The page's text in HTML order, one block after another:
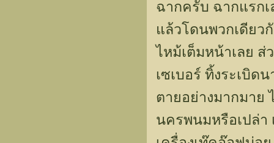
ฉากครับ ฉากแรก
แล้วโดนพวกเดียว
ไหม้เต็มหน้าเลย ส่
เซเบอร์ ทิ้งระเบิด
ตายอย่างมากมาย
นครพนมหรือเปล่า